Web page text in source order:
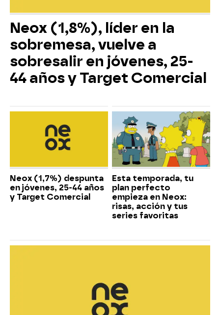
Neox (1,8%), líder en la
sobremesa, vuelve a
sobresalir en jóvenes, 25-
44 años y Target Comercial
Neox (1,7%) despunta
en jóvenes, 25-44 años
y Target Comercial
Esta temporada, tu
plan perfecto
empieza en Neox:
risas, acción y tus
series favoritas